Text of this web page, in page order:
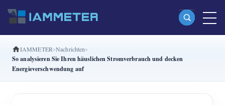
Produkte
Einphasiger Wi-Fi-Energiezähler (WEM3080)
Split-Phase-Wi-Fi-Energiezähler (WEM2067)
IAMMETER Nachrichten
So analysieren Sie Ihren häuslichen Stromverbrauch und decken
Energieverschwendung auf